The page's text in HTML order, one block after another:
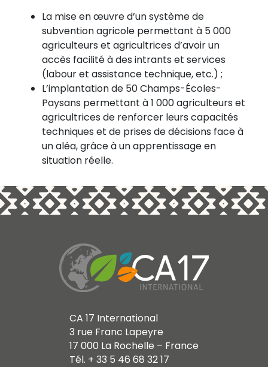
La mise en œuvre d’un système de
subvention agricole permettant à 5 000
agriculteurs et agricultrices d’avoir un
accès facilité à des intrants et services
(labour et assistance technique, etc.) ;
L’implantation de 50 Champs-Écoles-
Paysans permettant à 1 000 agriculteurs et
agricultrices de renforcer leurs capacités
techniques et de prises de décisions face à
un aléa, grâce à un apprentissage en
situation réelle.
CA 17 International
3 rue Franc Lapeyre
17 000 La Rochelle – France
Tél. + 33 5 46 68 32 17